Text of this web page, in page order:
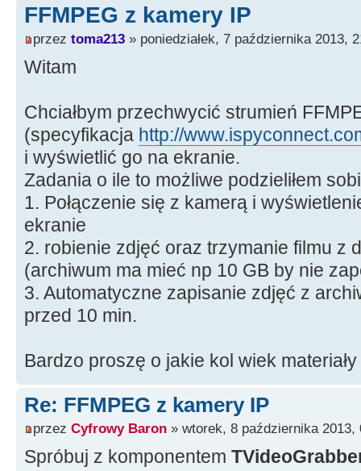
FFMPEG z kamery IP
przez toma213 » poniedziałek, 7 października 2013,
Witam
Chciałbym przechwycić strumień
(specyfikacja http://
i wyświetlić go na ekranie.
Zadania o ile to możliwe podzieliłem
1. Połączenie się z kamerą i
ekranie
2. robienie zdjęć oraz trzymanie filmu z
(archiwum ma mieć np 10 GB by nie
3. Automatyczne zapisanie zdjęć z
przed 10 min.
Bardzo proszę o jakie kol wiek
Re: FFMPEG z kamery IP
przez Cyfrowy Baron » wtorek, 8 października 2013,
Spróbuj z komponentem